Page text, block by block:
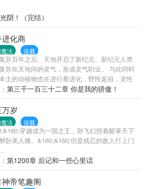
曾想，被天魔教绝美魔女抓走当炉鼎。还让他
寿魔功。叶不凡麻了。好在觉醒负面逆转系
够转负为正，逆转任何功法、法术、丹药的副
突破筑基后，绝美魔女看着功法，再看看叶不
乌黑亮发，陷入了迷茫。天魔老祖：“叶不凡，
副作用很大，需每日承受蚀骨之痛，且越修越
么？你修炼起来很爽，越练越快？！这不科
天机神算：“测算推演之道，逆天而行，每次测算
寿，遭受天谴……什么？你寿命怎么无限了？
就降低资质的魔功不要修炼……什么？你资质
到仙体了？！”专修魔功，一年化神，十年大
年成仙。
阴！（完结）
化商
法 连载
苏百年之后。天地开启了新纪元。新纪元人类
苏在天地间的灵气，形成灵气职业。 与此同时
土的动植物也在进行着进化，野性返祖，灵性
林远发现自己能让灵物无限进化，不断提纯血
此星网上一家灵物进化小店风生水起的开了起
远：没有什么是我给你进货解决不了的，如果
你多进一点。 这是一本纯粹的宠物文。 书友
第三千一百三十二章 你是我的骄傲！
岁
法 连载
穿越成为一国之王，孙飞幻想着醒掌天下
卧美人膝。&160;&160;但是残忍的敌人打上门
第1200章 后记和一些心里话
帝笔趣阁